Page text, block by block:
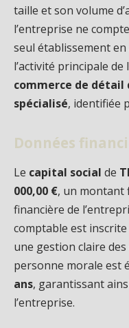
taille et son volume
l’entreprise ne
seul établissement
l’activité principale
commerce de détail
spécialisé, identifiée
Données
Le capital social de
000,00 €, un montant
financière de
comptable est inscrite
une gestion claire
personne morale est
ans, garantissant
l’entreprise.